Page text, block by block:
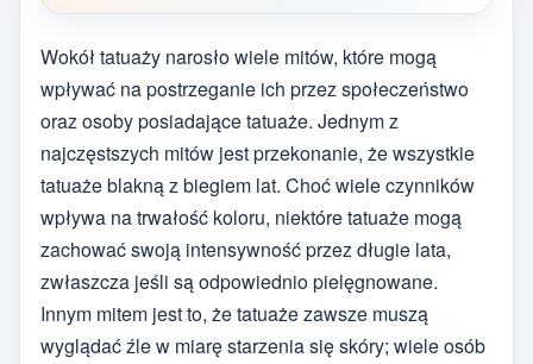
Wokół tatuaży narosło wiele mitów, które mogą
wpływać na postrzeganie ich przez społeczeństwo
oraz osoby posiadające tatuaże. Jednym z
najczęstszych mitów jest przekonanie, że wszystkie
tatuaże blakną z biegiem lat. Choć wiele czynników
wpływa na trwałość koloru, niektóre tatuaże mogą
zachować swoją intensywność przez długie lata,
zwłaszcza jeśli są odpowiednio pielęgnowane.
Innym mitem jest to, że tatuaże zawsze muszą
wyglądać źle w miarę starzenia się skóry; wiele osób